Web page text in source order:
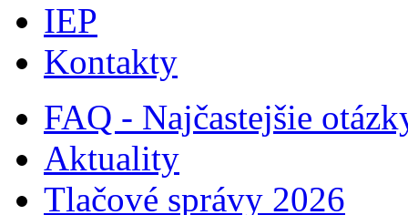
IEP
Kontakty
FAQ - Najčastejšie
Aktuality
Tlačové správy 2026